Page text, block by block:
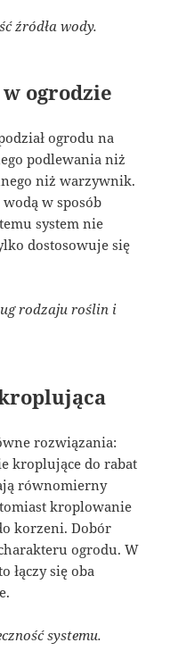
źródła wody.
ogrodzie
ogrodu na
podlewania niż
niż warzywnik.
w sposób
system nie
dostosowuje się
rodzaju roślin i
rozwiązania:
kroplujące do rabat
równomierny
kroplowanie
korzeni. Dobór
ogrodu. W
łączy się oba
systemu.